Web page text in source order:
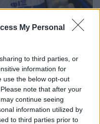
My Personal
to third parties, or
information for
use the below opt-out
note that after your
continue seeing
information utilized by
to third parties prior to
μπορεί να